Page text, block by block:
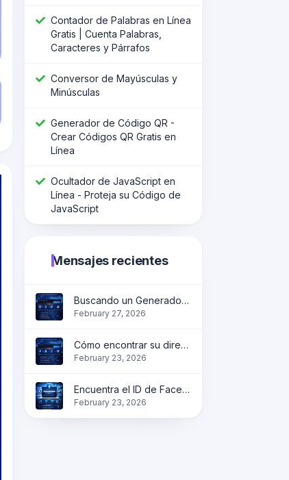
Contador de Palabras en Línea
Gratis | Cuenta Palabras,
Caracteres y Párrafos
Conversor de Mayúsculas y
Minúsculas
Generador de Código QR -
Crear Códigos QR Gratis en
Línea
Ocultador de JavaScript en
Línea - Proteja su Código de
JavaScript
Mensajes recientes
Buscando un Generador de Códigos QR Fiable?
February 27, 2026
Cómo encontrar su dirección IP en línea de forma instantánea?
February 23, 2026
Encuentra el ID de Facebook en línea | Obtén la identificación del perfil, página y grupo instantáneamente
February 23, 2026